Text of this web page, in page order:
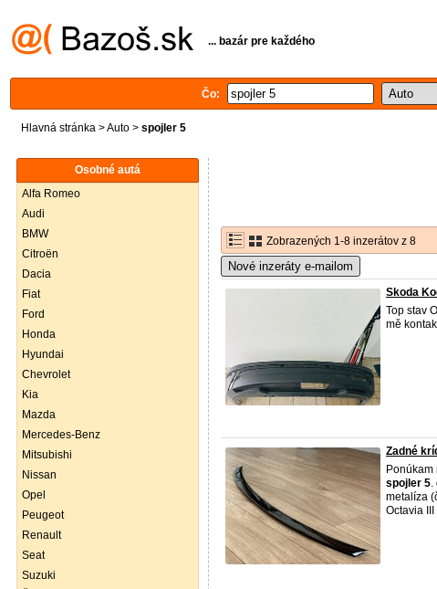
... bazár pre každého
Čo:
Hlavná stránka >Auto > spojler 5
Osobné autá
Alfa Romeo
Audi
BMW
Citroën
Dacia
Fiat
Ford
Honda
Hyundai
Chevrolet
Kia
Mazda
Mercedes-Benz
Mitsubishi
Nissan
Opel
Peugeot
Renault
Seat
Suzuki
Zobrazených 1-8 inzerátov z 8
Nové inzeráty e-mailom
Skoda
Top stav
mě
Zadné
spojler 5.
metalíza
Octavia